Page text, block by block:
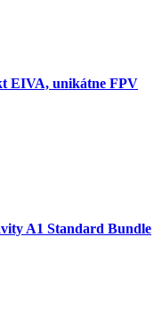
EIVA, unikátne FPV
A1 Standard Bundle